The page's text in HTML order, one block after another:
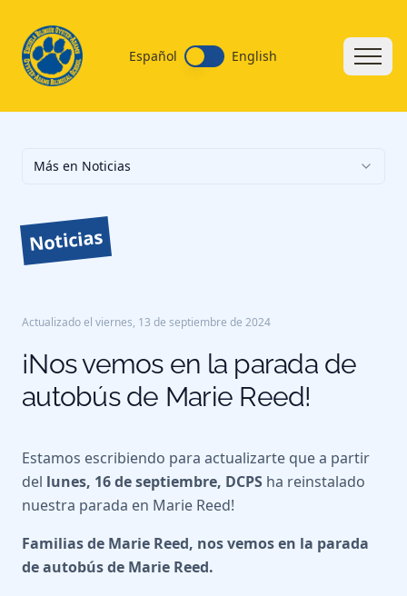
Español English
Más en Noticias
Noticias
Actualizado el viernes, 13 de septiembre de 2024
¡Nos vemos en la parada de
autobús de Marie Reed!
Estamos escribiendo para actualizarte que a partir
del lunes, 16 de septiembre, DCPS ha reinstalado
nuestra parada en Marie Reed!
Familias de Marie Reed, nos vemos en la parada
de autobús de Marie Reed.